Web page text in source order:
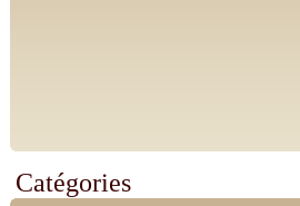
Catégories